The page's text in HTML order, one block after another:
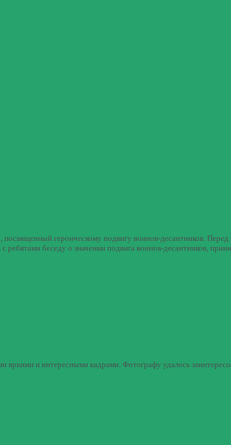
героическому подвигу воинов-десантников. Перед
беседу о значении подвига воинов-десантников,
и интересными кадрами. Фотографу удалось